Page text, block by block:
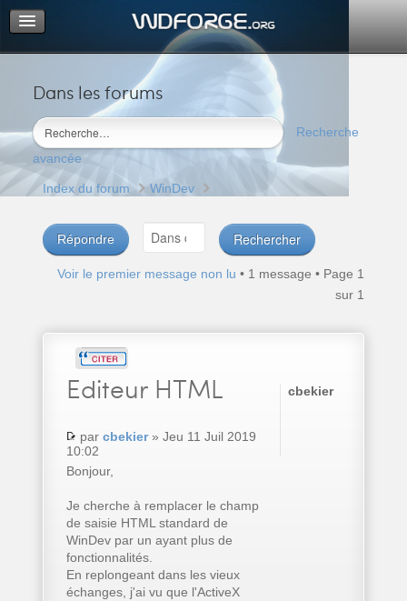
Dans les forums
Recherche
avancée
Portail
Index du forum
M’enregistrer
Connexion
Index du forum WinDev
Répondre
Voir le premier message non lu • 1 message • Page 1
sur 1
EditeurHTML
par cbekier» Jeu 11 Juil 2019
10:02
Bonjour,
Je cherche à remplacer le champ
de saisie HTML standard de
WinDev par un ayant plus de
fonctionnalités.
En replongeant dans les vieux
échanges, j'ai vu que l'ActiveX
cbekier